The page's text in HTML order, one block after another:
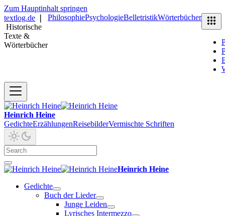
Zum Hauptinhalt springen
textlog.de
Historische
Texte &
Wörterbücher
PhilosophiePsychologieBelletristikWörterbücher
Heinrich Heine
GedichteErzählungenReisebilderVermischte Schriften
Heinrich Heine
Gedichte
Buch der Lieder
Junge Leiden
Lyrisches Intermezzo